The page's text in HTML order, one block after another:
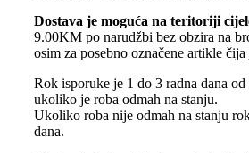
Dostava je moguća na teritoriji
9.00KM po narudžbi bez obzira na
osim za posebno označene artikle čija
Rok isporuke je 1 do 3 radna dana od
ukoliko je roba odmah na stanju.
Ukoliko roba nije odmah na stanju
dana.